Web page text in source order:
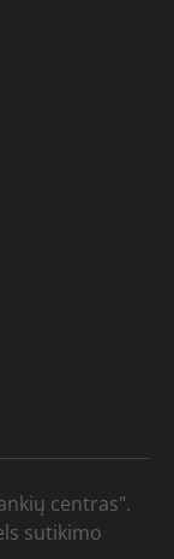
centras".
sutikimo